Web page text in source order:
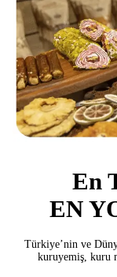
En
EN
Türkiye’nin ve
kuruyemiş, kuru